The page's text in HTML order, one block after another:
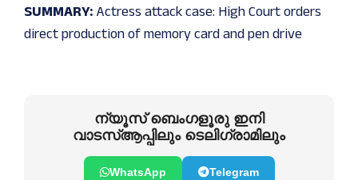
SUMMARY: Actress attack case: High Court orders
direct production of memory card and pen drive
ന്യൂസ് ബെംഗളൂരു ഇനി
വാടസ്ആപ്പിലും ടെലിഗ്രാമിലും
WhatsApp Telegram